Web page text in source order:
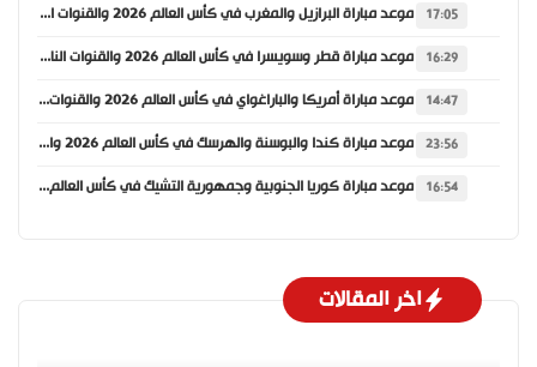
17:05 موعد مباراة البرازيل والمغرب في كأس العالم 2026 والقنوات الناقلة
16:29 موعد مباراة قطر وسويسرا في كأس العالم 2026 والقنوات الناقلة
14:47 موعد مباراة أمريكا والباراغواي في كأس العالم 2026 والقنوات الناقلة
23:56 موعد مباراة كندا والبوسنة والهرسك في كأس العالم 2026 والقنوات الناقلة
16:54 موعد مباراة كوريا الجنوبية وجمهورية التشيك في كأس العالم 2026 والقنوات الناقلة
اخر المقالات